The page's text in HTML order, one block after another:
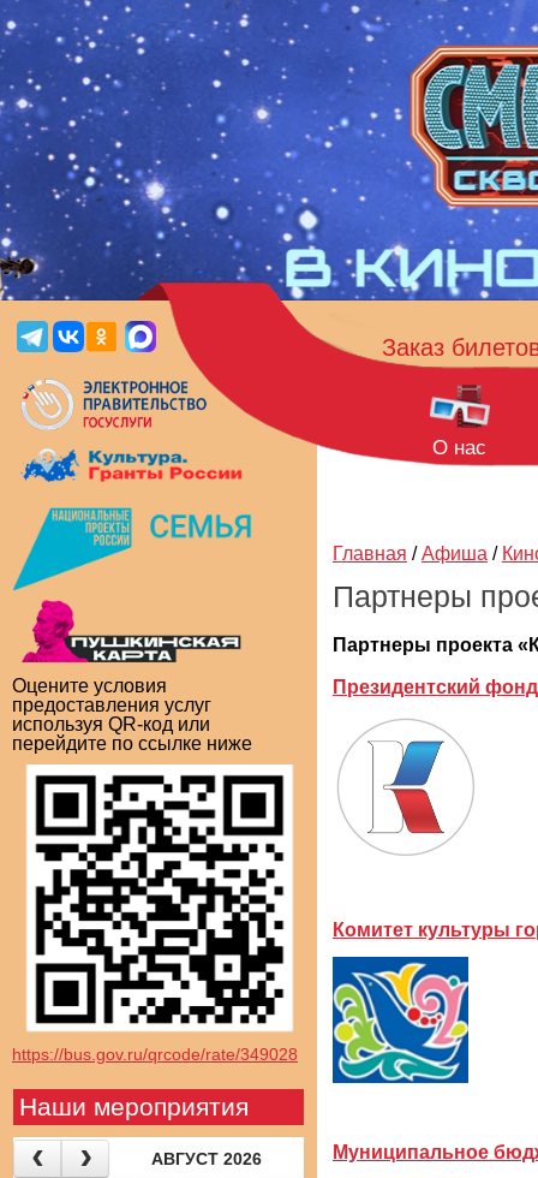
Оцените условия
предоставления услуг
используя QR-код или
перейдите по ссылке ниже
https://bus.gov.ru/qrcode/rate/349028
Наши мероприятия
АВГУСТ 2026
Заказ
О нас
Главная / Афиша /
Партнеры
Партнеры проекта
Президентский
Комитет культуры
Муниципальное